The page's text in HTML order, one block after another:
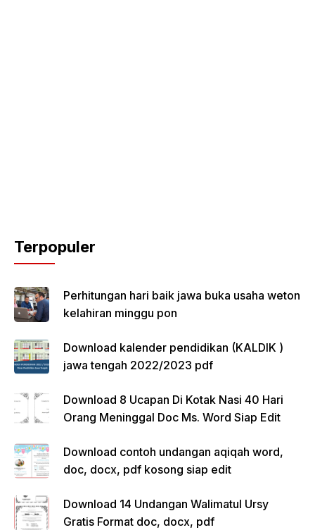
Terpopuler
Perhitungan hari baik jawa buka usaha weton
kelahiran minggu pon
Download kalender pendidikan (KALDIK )
jawa tengah 2022/2023 pdf
Download 8 Ucapan Di Kotak Nasi 40 Hari
Orang Meninggal Doc Ms. Word Siap Edit
Download contoh undangan aqiqah word,
doc, docx, pdf kosong siap edit
Download 14 Undangan Walimatul Ursy
Gratis Format doc, docx, pdf